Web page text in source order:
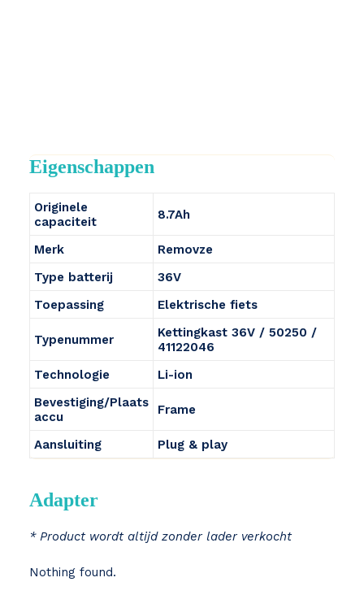
Eigenschappen
Originele
capaciteit
8.7Ah
Merk
Removze
Type batterij
36V
Toepassing
Elektrische fiets
Typenummer
Kettingkast 36V / 50250 /
41122046
Technologie
Li-ion
Bevestiging/Plaats
accu
Frame
Aansluiting Plug & play
Adapter
* Product wordt altijd zonder lader verkocht
Nothing found.